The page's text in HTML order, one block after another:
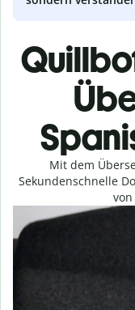
Mit dem
Sekundenschnelle